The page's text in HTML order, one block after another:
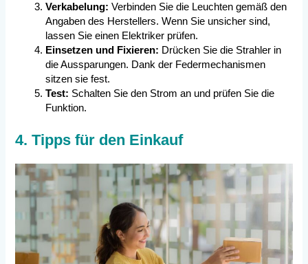
Verkabelung: Verbinden Sie die Leuchten gemäß den
Angaben des Herstellers. Wenn Sie unsicher sind,
lassen Sie einen Elektriker prüfen.
Einsetzen und Fixieren: Drücken Sie die Strahler in
die Aussparungen. Dank der Federmechanismen
sitzen sie fest.
Test: Schalten Sie den Strom an und prüfen Sie die
Funktion.
4. Tipps für den Einkauf